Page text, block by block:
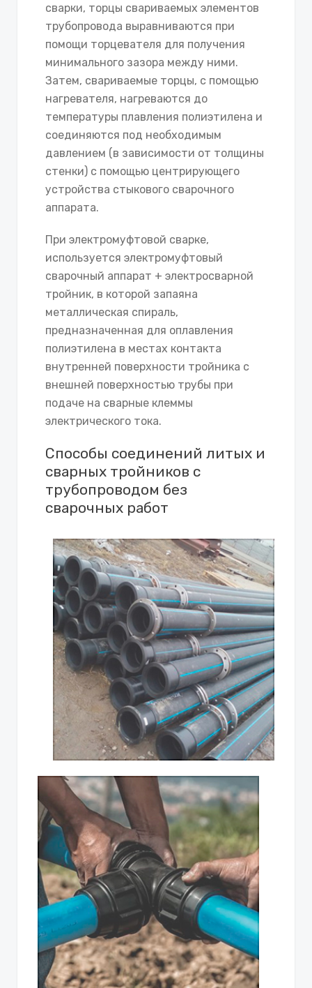
сварки, торцы свариваемых элементов
трубопровода выравниваются при
помощи торцевателя для получения
минимального зазора между ними.
Затем, свариваемые торцы, с помощью
нагревателя, нагреваются до
температуры плавления полиэтилена и
соединяются под необходимым
давлением (в зависимости от толщины
стенки) с помощью центрирующего
устройства стыкового сварочного
аппарата.
При электромуфтовой сварке,
используется электромуфтовый
сварочный аппарат + электросварной
тройник, в которой запаяна
металлическая спираль,
предназначенная для оплавления
полиэтилена в местах контакта
внутренней поверхности тройника с
внешней поверхностью трубы при
подаче на сварные клеммы
электрического тока.
Способы соединений литых и
сварных тройников с
трубопроводом без
сварочных работ